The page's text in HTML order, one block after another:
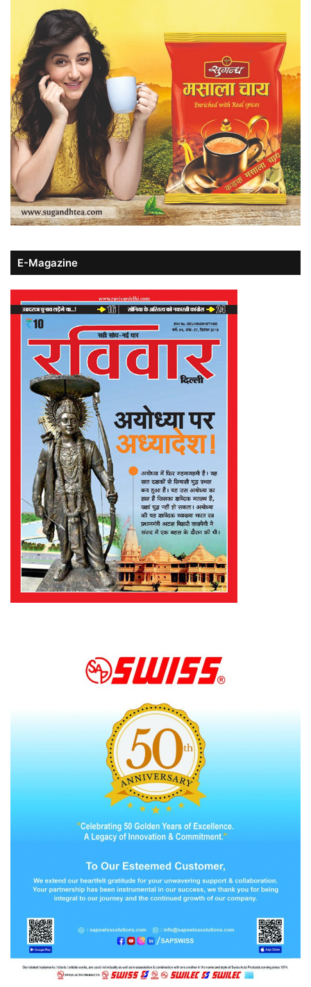
E-Magazine